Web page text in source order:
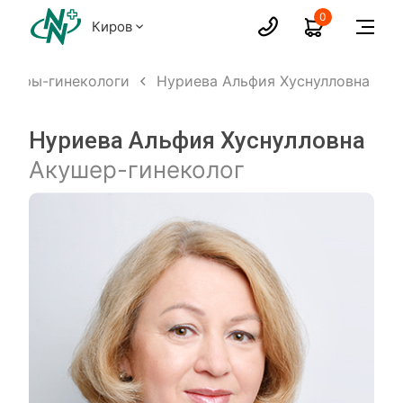
Киров
0
гинекологи Нуриева Альфия Хуснулловна
Нуриева Альфия Хуснулловна
Акушер-гинеколог